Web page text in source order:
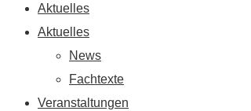
Aktuelles
Aktuelles
News
Fachtexte
Veranstaltungen